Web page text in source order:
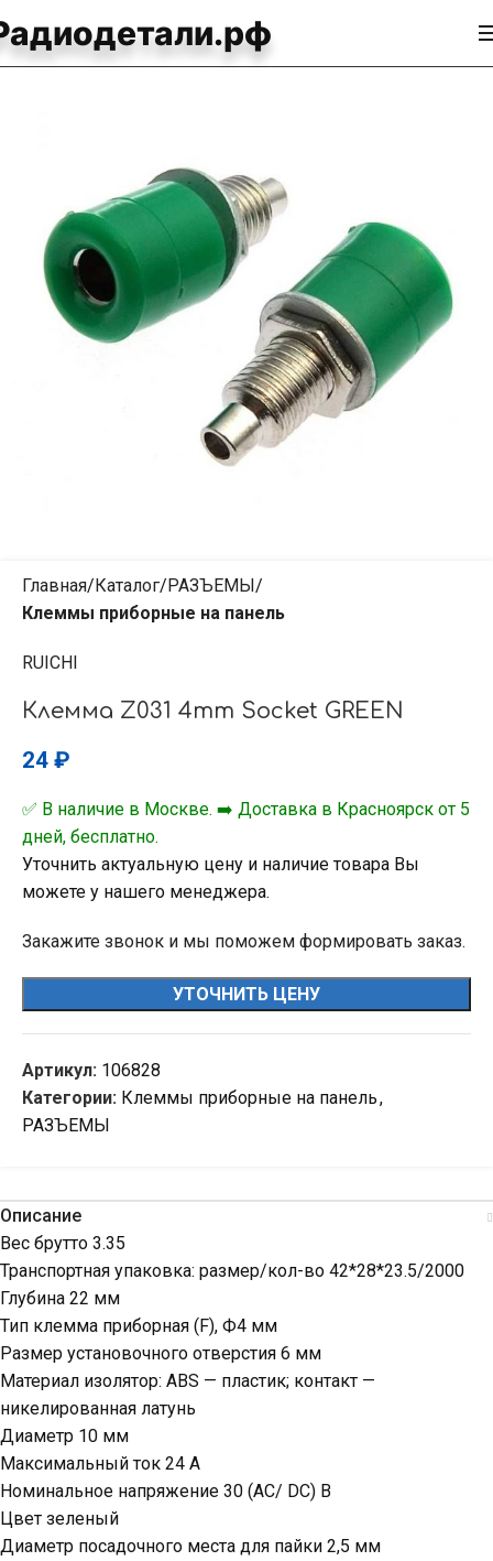
Главная Каталог РАЗЪЕМЫ
Клеммы приборные на панель
RUICHI
Клемма Z031 4mm Socket GREEN
24 ₽
✅ В наличие в Москве. ➡️ Доставка в Красноярск от 5
дней, бесплатно.
Уточнить актуальную цену и наличие товара Вы
можете у нашего менеджера.
Закажите звонок и мы поможем формировать заказ.
УТОЧНИТЬ ЦЕНУ
Артикул: 106828
Категории: Клеммы приборные на панель,
РАЗЪЕМЫ
Описание
Вес брутто 3.35
Транспортная упаковка: размер/кол-во 42*28*23.5/2000
Глубина 22 мм
Тип клемма приборная (F), Ф4 мм
Размер установочного отверстия 6 мм
Материал изолятор: ABS — пластик; контакт —
никелированная латунь
Диаметр 10 мм
Максимальный ток 24 А
Номинальное напряжение 30 (AC/ DC) В
Цвет зеленый
Диаметр посадочного места для пайки 2,5 мм